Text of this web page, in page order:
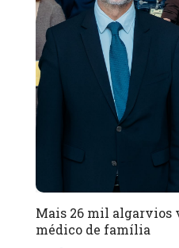
Mais 26 mil algarvios
médico de família